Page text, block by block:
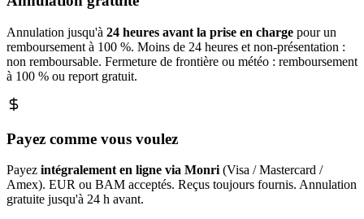
Annulation jusqu'à 24 heures avant la prise en charge pour un
remboursement à 100 %. Moins de 24 heures et non-présentation :
non remboursable. Fermeture de frontière ou météo : remboursement
à 100 % ou report gratuit.
Payez comme vous voulez
Payez intégralement en ligne via Monri (Visa / Mastercard /
Amex). EUR ou BAM acceptés. Reçus toujours fournis. Annulation
gratuite jusqu'à 24 h avant.